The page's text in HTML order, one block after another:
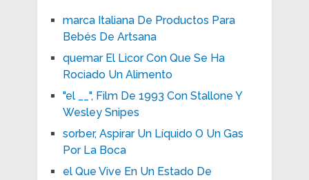
marca Italiana De Productos Para
Bebés De Artsana
quemar El Licor Con Que Se Ha
Rociado Un Alimento
"el __", Film De 1993 Con Stallone Y
Wesley Snipes
sorber, Aspirar Un Líquido O Un Gas
Por La Boca
el Que Vive En Un Estado De